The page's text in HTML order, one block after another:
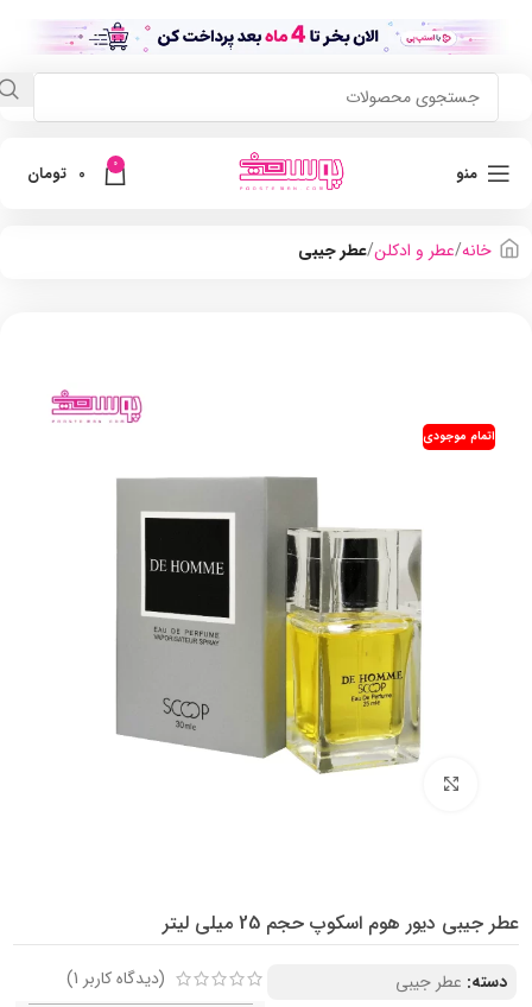
منو 0
0 تومان
خانه عطر و ادکلن عطر جیبی
اتمام موجودی
عطر جیبی دیور هوم اسکوپ حجم 25 میلی لیتر
دسته: عطر جیبی
(دیدگاه کاربر 1
)